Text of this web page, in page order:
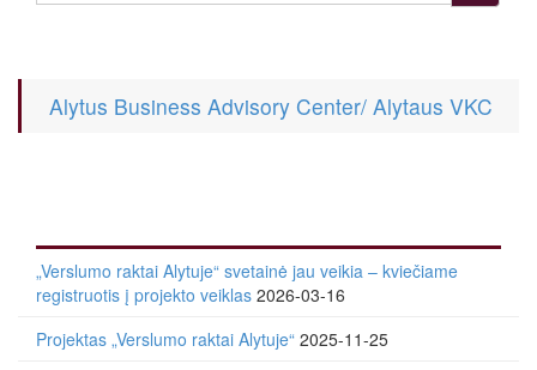
Alytus Business Advisory Center/ Alytaus VKC
„Verslumo raktai Alytuje“ svetainė jau veikia – kviečiame
registruotis į projekto veiklas 2026-03-16
Projektas „Verslumo raktai Alytuje“ 2025-11-25